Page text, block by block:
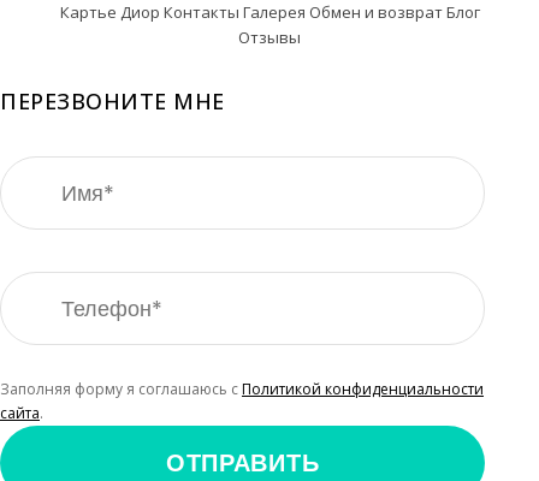
Картье Диор Контакты Галерея Обмен и возвратБлог
Отзывы
ПЕРЕЗВОНИТЕ МНЕ
Заполняя форму я соглашаюсь сПолитикой конфиденциальности
сайта.
ОТПРАВИТЬ